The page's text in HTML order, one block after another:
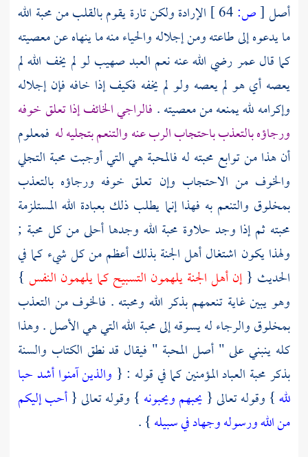
أصل[ص:
الإرادة ولكن تارة يقوم بالقلب من محبة الله
ما يدعوه إلى طاعته ومن إجلاله والحياء منه ما ينهاه عن معصيته
كما قالعمررضي الله عنه نعم العبدصهيب لو لم يخف الله لم
يعصه أي هو لم يعصه ولو لم يخفه فكيف إذا خافه فإن إجلاله
وإكرامه لله يمنعه من معصيته . فالراجي الخائف إذا تعلق خوفه
ورجاؤه بالتعذب باحتجاب الرب عنه والتنعم بتجليه له فمعلوم
أن هذا من توابع محبته له فالمحبة هي التي أوجبت محبة التجلي
والخوف من الاحتجاب وإن تعلق خوفه ورجاؤه بالتعذب
بمخلوق والتنعم به فهذا إنما يطلب ذلك بعبادة الله المستلزمة
محبته ثم إذا وجد حلاوة محبة الله وجدها أحلى من كل محبة ;
ولهذا يكون اشتغال أهل الجنة بذلك أعظم من كل شيء كما في
الحديث {إن أهل الجنة يلهمون التسبيح كما يلهمون النفس }
وهو يبين غاية تنعمهم بذكر الله ومحبته . فالخوف من التعذب
بمخلوق والرجاء له يسوقه إلى محبة الله التي هي الأصل . وهذا
كله ينبني على " أصل المحبة " فيقال قد نطق الكتاب والسنة
بذكر محبة العباد المؤمنين كما في قوله : { والذين آمنوا أشد حبا
لله} وقوله تعالى { يحبهم ويحبونه } وقوله تعالى {أحب إليكم
من الله ورسوله وجهاد في سبيله} .